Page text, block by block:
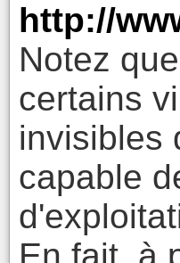
http://
Notez
certains
invisibles
capable